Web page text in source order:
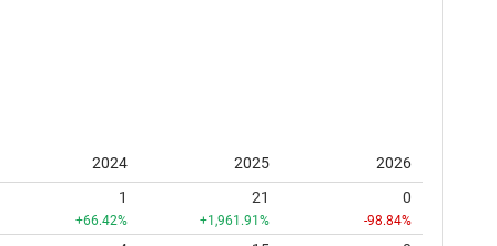
2024 2025
2026
1
+66.42%
21
+1,961.91%
0
-98.84%